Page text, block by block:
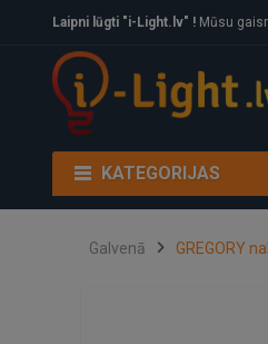
Laipni lūgti "i-Light.lv" ! Mūsu
KATEGORIJAS
Galvenā GREGORY